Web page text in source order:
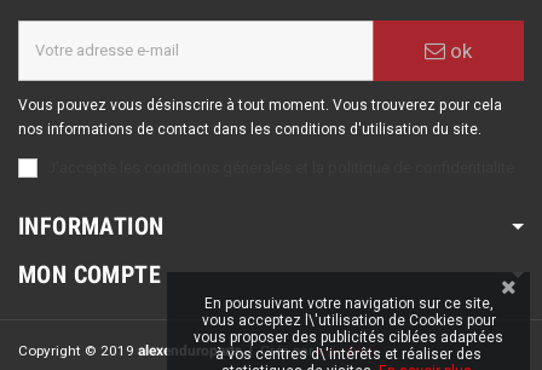
ok
Vous pouvez vous désinscrire à tout moment. Vous trouverez pour cela
nos informations de contact dans les conditions d'utilisation du site.
INFORMATION
MON COMPTE
Copyright © 2019 alexenduroparts| Crée paresh-dev.fr
En poursuivant votre navigation sur ce site,
vous acceptez l\'utilisation de Cookies pour
vous proposer des publicités ciblées adaptées
à vos centres d\'intérêts et réaliser des